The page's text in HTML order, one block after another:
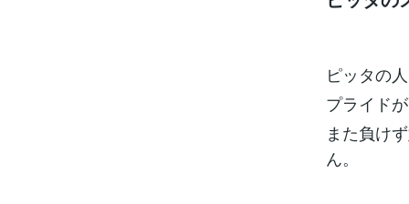
ピッタの
プライド
また負け
ん。